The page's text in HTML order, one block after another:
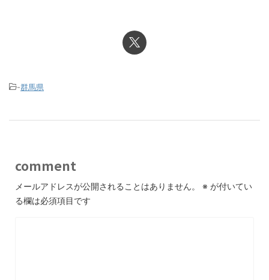
-群馬県
comment
メールアドレスが公開されることはありません。 ※ が付いてい
る欄は必須項目です